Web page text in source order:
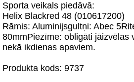
Sporta veikals piedāvā:
Helix Blackred 48 (010617200)
Rāmis: Aluminijsgultņi: Abec
80mmPiezīme: obligāti jāizvēlas
nekā ikdienas apaviem.
Produkta kods: 9737